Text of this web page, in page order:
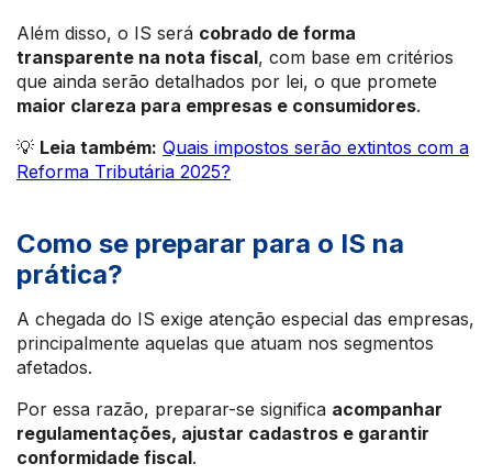
Além disso, o IS será cobrado de forma
transparente na nota fiscal, com base em critérios
que ainda serão detalhados por lei, o que promete
maior clareza para empresas e consumidores.
💡 Leia também: Quais impostos serão extintos com a
Reforma Tributária 2025?
Como se preparar para o IS na
prática?
A chegada do IS exige atenção especial das empresas,
principalmente aquelas que atuam nos segmentos
afetados.
Por essa razão, preparar-se significa acompanhar
regulamentações, ajustar cadastros e garantir
conformidade fiscal.